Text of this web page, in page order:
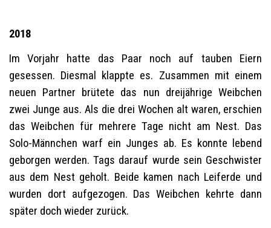
2018
Im Vorjahr hatte das Paar noch auf tauben Eiern
gesessen. Diesmal klappte es. Zusammen mit einem
neuen Partner brütete das nun dreijährige Weibchen
zwei Junge aus. Als die drei Wochen alt waren, erschien
das Weibchen für mehrere Tage nicht am Nest. Das
Solo-Männchen warf ein Junges ab. Es konnte lebend
geborgen werden. Tags darauf wurde sein Geschwister
aus dem Nest geholt. Beide kamen nach Leiferde und
wurden dort aufgezogen. Das Weibchen kehrte dann
später doch wieder zurück.